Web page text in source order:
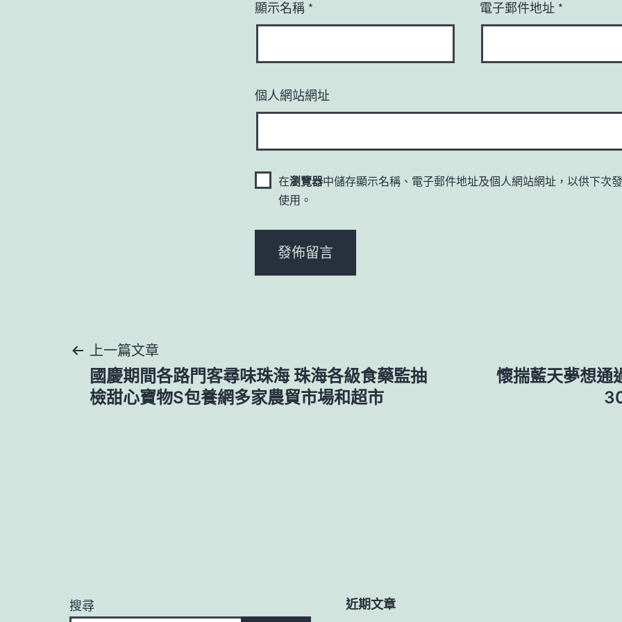
顯示名稱 * 電子郵件地址 *
個人網站網址
在瀏覽器中儲存顯示名稱、電子郵件地址及個人網站網址，以供下次
使用。
文
章
上一篇文章
國慶期間各路門客尋味珠海 珠海各級食藥監抽
檢甜心寶物S包養網多家農貿市場和超市
懷揣藍天夢想
搜尋 近期文章